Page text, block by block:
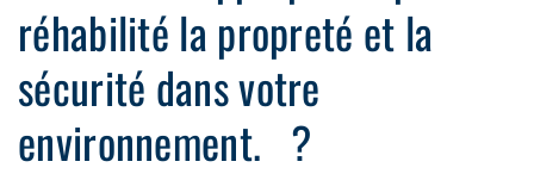
réhabilité la propreté et la
sécurité dans votre
environnement. ?